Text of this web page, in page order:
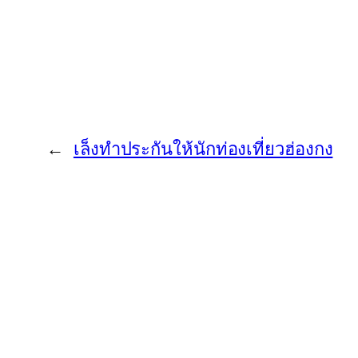
← เล็งทำประกันให้นักท่องเที่ยวฮ่องกง